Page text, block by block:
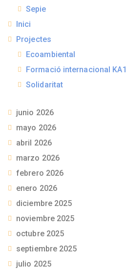
Sepie
Inici
Projectes
Ecoambiental
Formació internacional KA1
Solidaritat
junio 2026
mayo 2026
abril 2026
marzo 2026
febrero 2026
enero 2026
diciembre 2025
noviembre 2025
octubre 2025
septiembre 2025
julio 2025